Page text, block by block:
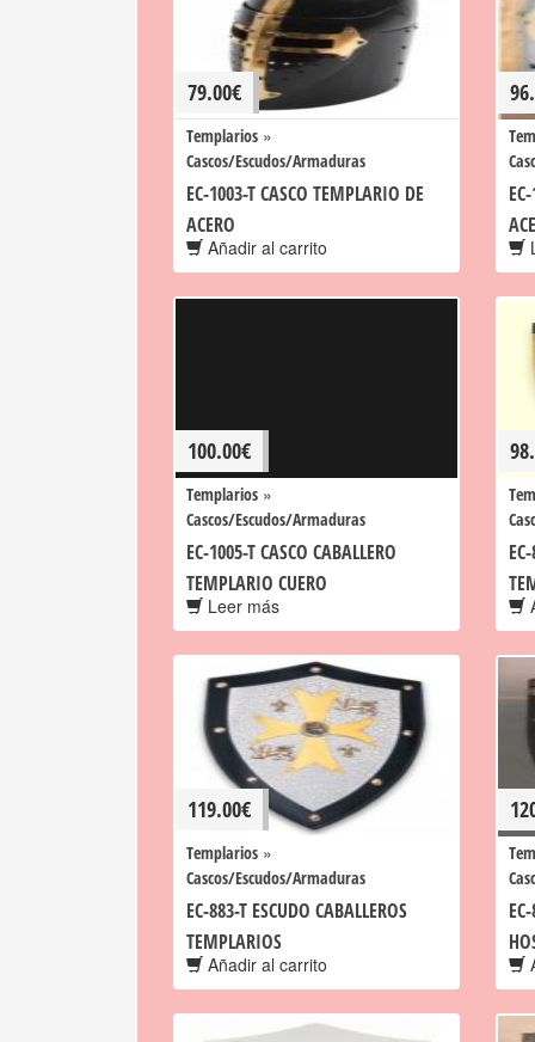
79.00€
Templarios »
Cascos/Escudos/Armaduras
EC-1003-T CASCO TEMPLARIO DE
ACERO
Añadir al carrito
100.00€
Templarios »
Cascos/Escudos/Armaduras
EC-1005-T CASCO CABALLERO
TEMPLARIO CUERO
Leer más
119.00€
Templarios »
Cascos/Escudos/Armaduras
EC-883-T ESCUDO CABALLEROS
TEMPLARIOS
Añadir al carrito